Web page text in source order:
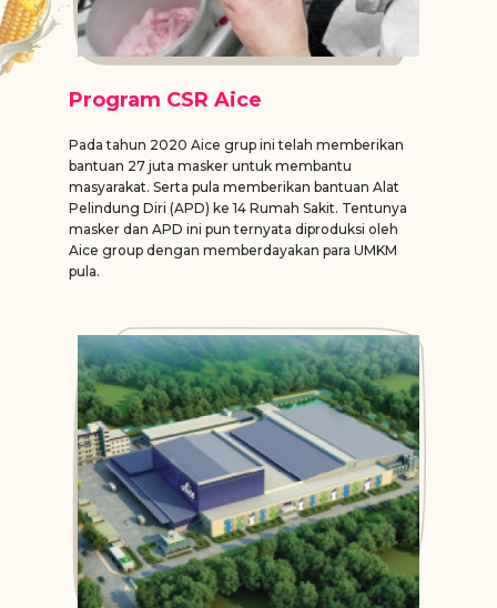
Program CSR Aice
Pada tahun 2020 Aice grup ini telah memberikan
bantuan 27 juta masker untuk membantu
masyarakat. Serta pula memberikan bantuan Alat
Pelindung Diri (APD) ke 14 Rumah Sakit. Tentunya
masker dan APD ini pun ternyata diproduksi oleh
Aice group dengan memberdayakan para UMKM
pula.